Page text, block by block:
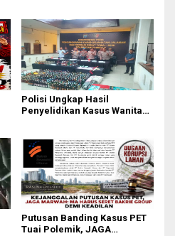
Polisi Ungkap Hasil
Penyelidikan Kasus Wanita
Putusan Banding Kasus PET
Tuai Polemik, JAGA